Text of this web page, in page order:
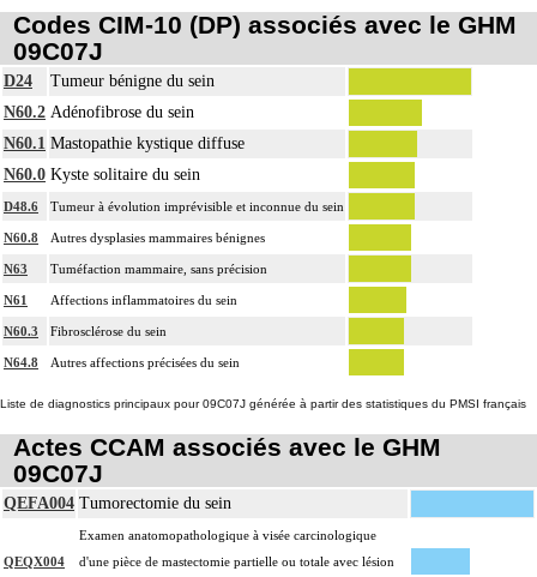
Codes CIM-10 (DP) associés avec le GHM
09C07J
D24
Tumeur bénigne du sein
N60.2 Adénofibrose du sein
N60.1 Mastopathie kystique diffuse
N60.0 Kyste solitaire du sein
D48.6 Tumeur à évolution imprévisible et inconnue du sein
N60.8 Autres dysplasies mammaires bénignes
N63 Tuméfaction mammaire, sans précision
N61 Affections inflammatoires du sein
N60.3 Fibrosclérose du sein
N64.8 Autres affections précisées du sein
Liste de diagnostics principaux pour 09C07J générée à partir des statistiques du PMSI français
Actes CCAM associés avec le GHM
09C07J
QEFA004 Tumorectomie du sein
QEQX004
Examen anatomopathologique à visée carcinologique
d'une pièce de mastectomie partielle ou totale avec lésion